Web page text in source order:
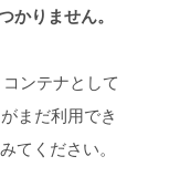
かりません。
ンテナとして
まだ利用でき
てください。